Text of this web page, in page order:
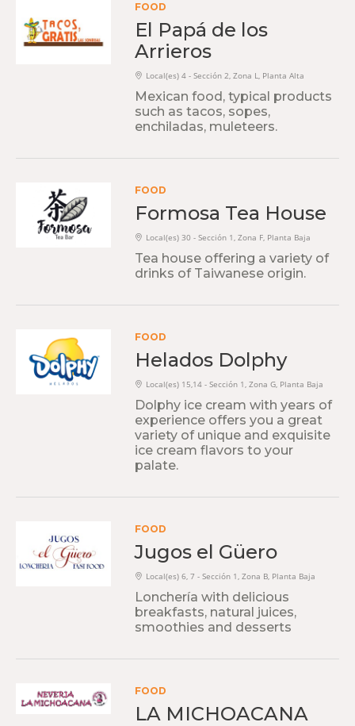
FOOD
El Papá de los
Arrieros
Local(es) 4 - Sección 2, Zona L, Planta Alta
Mexican food, typical products
such as tacos, sopes,
enchiladas, muleteers.
FOOD
Formosa Tea House
Local(es) 30 - Sección 1, Zona F, Planta Baja
Tea house offering a variety of
drinks of Taiwanese origin.
FOOD
Helados Dolphy
Local(es) 15,14 - Sección 1, Zona G, Planta Baja
Dolphy ice cream with years of
experience offers you a great
variety of unique and exquisite
ice cream flavors to your
palate.
FOOD
Jugos el Güero
Local(es) 6, 7 - Sección 1, Zona B, Planta Baja
Lonchería with delicious
breakfasts, natural juices,
smoothies and desserts
FOOD
LA MICHOACANA